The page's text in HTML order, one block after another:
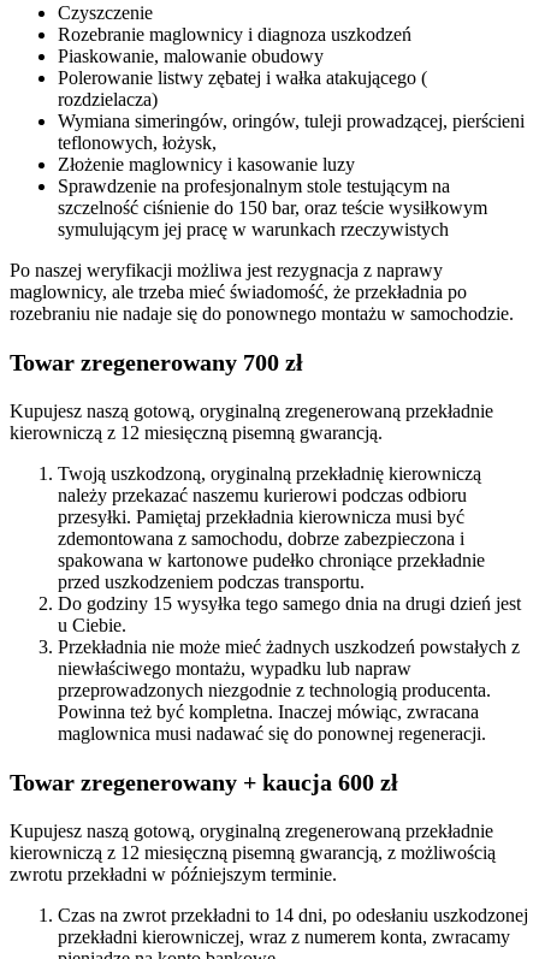
Czyszczenie
Rozebranie maglownicy i diagnoza uszkodzeń
Piaskowanie, malowanie obudowy
Polerowanie listwy zębatej i wałka atakującego (
rozdzielacza)
Wymiana simeringów, oringów, tuleji prowadzącej, pierścieni
teflonowych, łożysk,
Złożenie maglownicy i kasowanie luzy
Sprawdzenie na profesjonalnym stole testującym na
szczelność ciśnienie do 150 bar, oraz teście wysiłkowym
symulującym jej pracę w warunkach rzeczywistych
Po naszej weryfikacji możliwa jest rezygnacja z naprawy
maglownicy, ale trzeba mieć świadomość, że przekładnia po
rozebraniu nie nadaje się do ponownego montażu w samochodzie.
Towar zregenerowany 700 zł
Kupujesz naszą gotową, oryginalną zregenerowaną przekładnie
kierowniczą z 12 miesięczną pisemną gwarancją.
Twoją uszkodzoną, oryginalną przekładnię kierowniczą
należy przekazać naszemu kurierowi podczas odbioru
przesyłki. Pamiętaj przekładnia kierownicza musi być
zdemontowana z samochodu, dobrze zabezpieczona i
spakowana w kartonowe pudełko chroniące przekładnie
przed uszkodzeniem podczas transportu.
Do godziny 15 wysyłka tego samego dnia na drugi dzień jest
u Ciebie.
Przekładnia nie może mieć żadnych uszkodzeń powstałych z
niewłaściwego montażu, wypadku lub napraw
przeprowadzonych niezgodnie z technologią producenta.
Powinna też być kompletna. Inaczej mówiąc, zwracana
maglownica musi nadawać się do ponownej regeneracji.
Towar zregenerowany + kaucja 600 zł
Kupujesz naszą gotową, oryginalną zregenerowaną przekładnie
kierowniczą z 12 miesięczną pisemną gwarancją, z możliwością
zwrotu przekładni w późniejszym terminie.
Czas na zwrot przekładni to 14 dni, po odesłaniu uszkodzonej
przekładni kierowniczej, wraz z numerem konta, zwracamy